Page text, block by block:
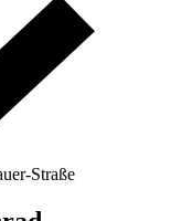
Straße